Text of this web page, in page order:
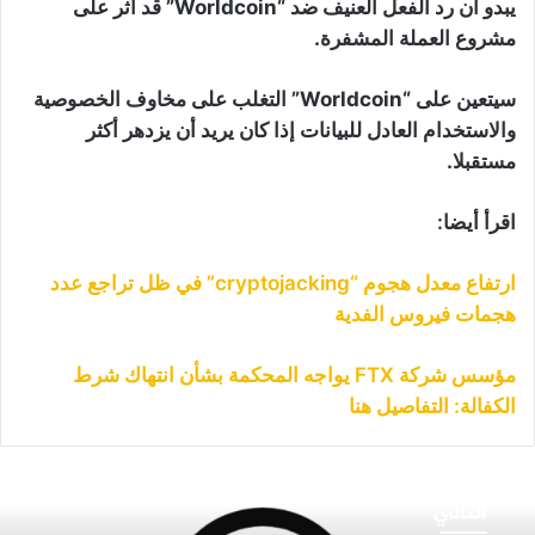
يبدو أن رد الفعل العنيف ضد “Worldcoin” قد أثر على
مشروع العملة المشفرة.
سيتعين على “Worldcoin” التغلب على مخاوف الخصوصية
والاستخدام العادل للبيانات إذا كان يريد أن يزدهر أكثر
مستقبلا.
اقرأ أيضا:
ارتفاع معدل هجوم “cryptojacking” في ظل تراجع عدد
هجمات فيروس الفدية
مؤسس شركة FTX يواجه المحكمة بشأن انتهاك شرط
الكفالة: التفاصيل هنا